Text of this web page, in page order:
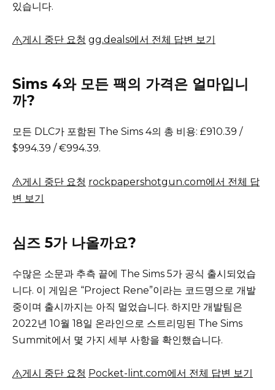
있습니다.
게시 중단 요청 gg.deals에서 전체 답변 보기
Sims 4와 모든 팩의 가격은 얼마입니
까?
모든 DLC가 포함된 The Sims 4의 총 비용: £910.39 /
$994.39 / €994.39.
게시 중단 요청 rockpapershotgun.com에서 전체 답
변 보기
심즈 5가 나올까요?
수많은 소문과 추측 끝에 The Sims 5가 공식 출시되었습
니다. 이 게임은 “Project Rene”이라는 코드명으로 개발
중이며 출시까지는 아직 멀었습니다. 하지만 개발팀은
2022년 10월 18일 온라인으로 스트리밍된 The Sims
Summit에서 몇 가지 세부 사항을 확인했습니다.
게시 중단 요청 Pocket-lint.com에서 전체 답변 보기